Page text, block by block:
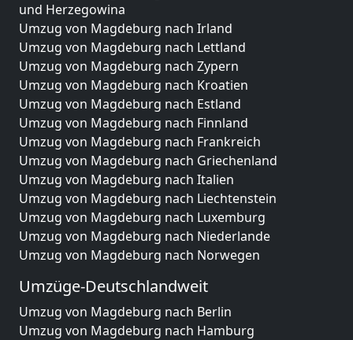
und Herzegowina
Umzug von Magdeburg nach Irland
Umzug von Magdeburg nach Lettland
Umzug von Magdeburg nach Zypern
Umzug von Magdeburg nach Kroatien
Umzug von Magdeburg nach Estland
Umzug von Magdeburg nach Finnland
Umzug von Magdeburg nach Frankreich
Umzug von Magdeburg nach Griechenland
Umzug von Magdeburg nach Italien
Umzug von Magdeburg nach Liechtenstein
Umzug von Magdeburg nach Luxemburg
Umzug von Magdeburg nach Niederlande
Umzug von Magdeburg nach Norwegen
Umzüge-Deutschlandweit
Umzug von Magdeburg nach Berlin
Umzug von Magdeburg nach Hamburg